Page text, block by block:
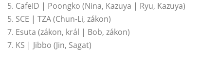
5. CafeID | Poongko (Nina, Kazuya | Ryu, Kazuya)
5. SCE | TZA (Chun-Li, zákon)
7. Esuta (zákon, král | Bob, zákon)
7. KS | Jibbo (Jin, Sagat)